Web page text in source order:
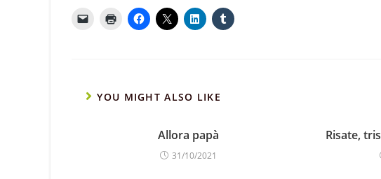
YOU MIGHT ALSO LIKE
Allora papà
31/10/2021
Risate,